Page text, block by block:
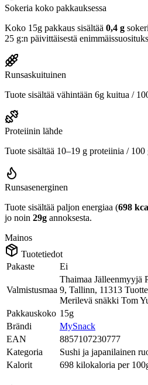
Sokeria koko pakkauksessa
Koko 15g pakkaus sisältää 0,4 g
25 g:n päivittäisestä
Runsaskuituinen
Tuote sisältää vähintään 6g kuitua /
Proteiinin lähde
Tuote sisältää 10–19 g proteiinia /
Runsasenerginen
Tuote sisältää paljon energiaa (698
jo noin 29g annoksesta.
Mainos
Tuotetiedot
Pakaste
Ei
Valmistusmaa
Thaimaa Jälleenmyyjä
9, Tallinn, 11313
Merilevä snäkki Tom
Pakkauskoko 15g
Brändi
MySnack
EAN
8857107230777
Kategoria
Sushi ja japanilainen
Kalorit
698 kilokaloria per